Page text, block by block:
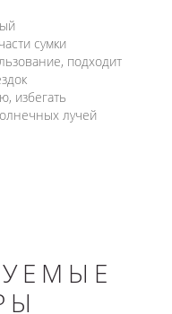
сумки
подходит
избегать
лучей